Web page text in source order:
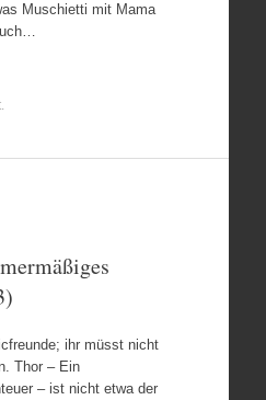
Muschietti mit Mama
.
ihr müsst nicht
Thor – Ein
– ist nicht etwa der